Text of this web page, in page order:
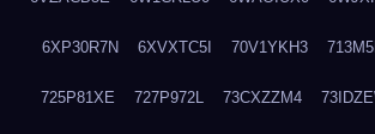
6XP30R7N 6XVXTC5I 70V1YKH3
725P81XE 727P972L 73CXZZM4